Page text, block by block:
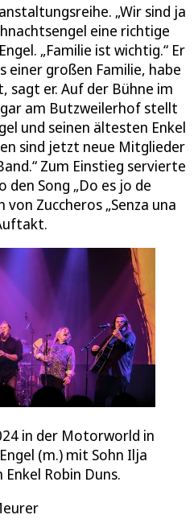
„Wir sind ja
eine richtige
„Familie ist wichtig.“ Er
einer großen Familie, habe
sagt er. Auf der Bühne im
am Butzweilerhof stellt
und seinen ältesten Enkel
sind jetzt neue Mitglieder
Zum Einstieg servierte
den Song „Do es jo de
von Zuccheros „Senza una
in der Motorworld in
(m.) mit Sohn Ilja
Enkel Robin Duns.